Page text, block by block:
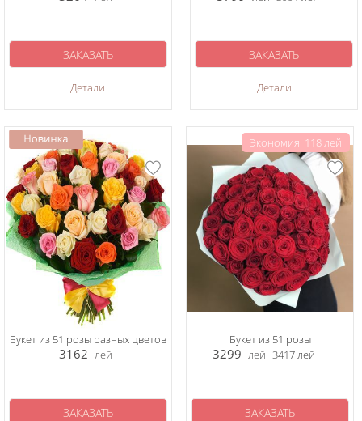
Детали
ЗАКАЗАТЬ
Детали
ЗАКАЗАТЬ
Букет из 51 розы разных цветов
3162 лей
ЗАКАЗАТЬ
Экономия: 118 лей
Букет из 51 розы
3299 лей 3417лей
ЗАКАЗАТЬ